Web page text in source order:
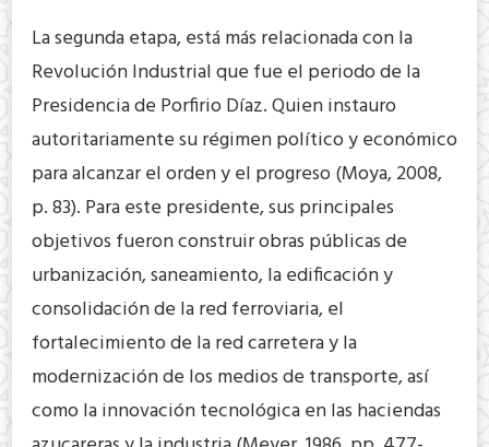
La segunda etapa, está más relacionada con la
Revolución Industrial que fue el periodo de la
Presidencia de Porfirio Díaz. Quien instauro
autoritariamente su régimen político y económico
para alcanzar el orden y el progreso (Moya, 2008,
p. 83). Para este presidente, sus principales
objetivos fueron construir obras públicas de
urbanización, saneamiento, la edificación y
consolidación de la red ferroviaria, el
fortalecimiento de la red carretera y la
modernización de los medios de transporte, así
como la innovación tecnológica en las haciendas